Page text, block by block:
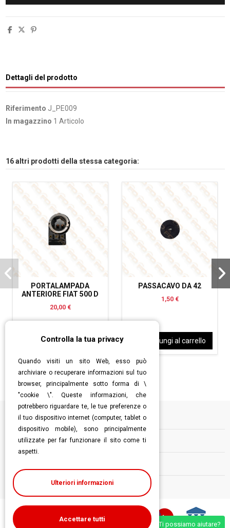
Dettagli del prodotto
Riferimento J_PE009
In magazzino 1 Articolo
16 altri prodotti della stessa categoria:
PORTALAMPADA
ANTERIORE FIAT 500 D
20,00 €
Aggiungi al carrello
PASSACAVO DA 42
1,50 €
Aggiungi al carrello
Informazioni
Follow us
Ti possiamo aiutare?
Controlla la tua privacy
Quando visiti un sito Web, esso può
archiviare o recuperare informazioni sul tuo
browser, principalmente sotto forma di \
"cookie \". Queste informazioni, che
potrebbero riguardare te, le tue preferenze o
il tuo dispositivo internet (computer, tablet o
dispositivo mobile), sono principalmente
utilizzate per far funzionare il sito come ti
aspetti.
Ulteriori informazioni
Accettare tutti